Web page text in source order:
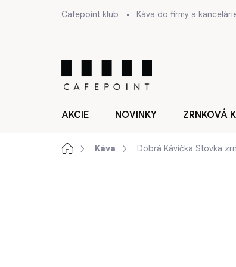
Cafepoint klub Káva do firmy a
AKCIE NOVINKY ZRNKOVÁ
DomovKáva Dobrá Kávička Stovka